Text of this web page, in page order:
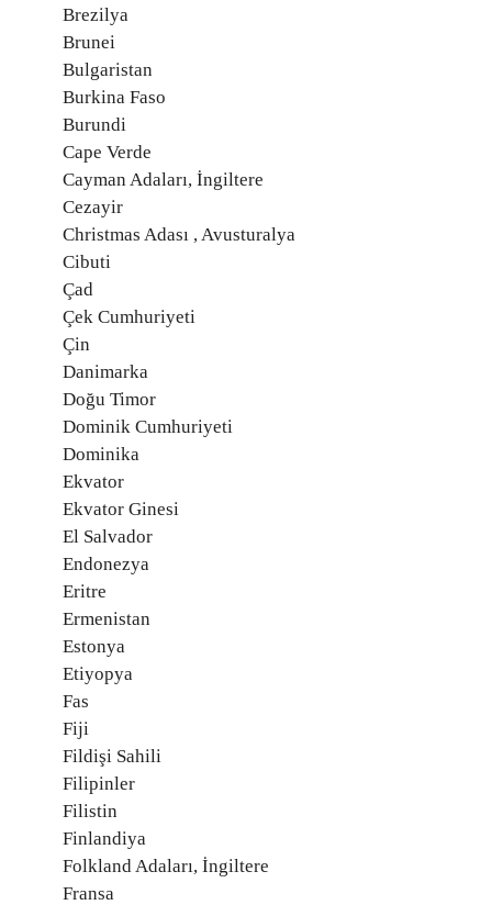
Brezilya
Brunei
Bulgaristan
Burkina Faso
Burundi
Cape Verde
Cayman Adaları, İngiltere
Cezayir
Christmas Adası , Avusturalya
Cibuti
Çad
Çek Cumhuriyeti
Çin
Danimarka
Doğu Timor
Dominik Cumhuriyeti
Dominika
Ekvator
Ekvator Ginesi
El Salvador
Endonezya
Eritre
Ermenistan
Estonya
Etiyopya
Fas
Fiji
Fildişi Sahili
Filipinler
Filistin
Finlandiya
Folkland Adaları, İngiltere
Fransa